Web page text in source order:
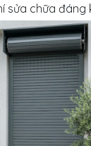
sửa chữa đáng